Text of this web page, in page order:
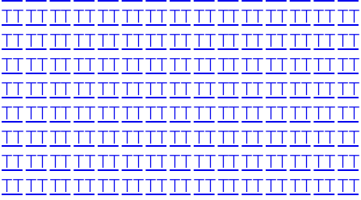
TTTTTTTTTTTTTTTTTTTTTTTTTTTTTT
TTTTTTTTTTTTTTTTTTTTTTTTTTTTTT
TTTTTTTTTTTTTTTTTTTTTTTTTTTTTT
TTTTTTTTTTTTTTTTTTTTTTTTTTTTTT
TTTTTTTTTTTTTTTTTTTTTTTTTTTTTT
TTTTTTTTTTTTTTTTTTTTTTTTTTTTTT
TTTTTTTTTTTTTTTTTTTTTTTTTTTTTT
TTTTTTTTTTTTTTTTTTTTTTTTTTTTTT